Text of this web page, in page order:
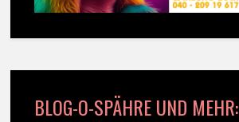
BLOG-O-SPÄHRE UND MEHR: